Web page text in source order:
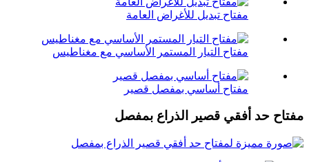
مفتاح تبديل للأغراض العامة
مفتاح التيار المستمر الأساسي مع مغناطيس
مفتاح أساسي بمفصل قصير
مفتاح حد أفقي قصير الذراع بمفصل